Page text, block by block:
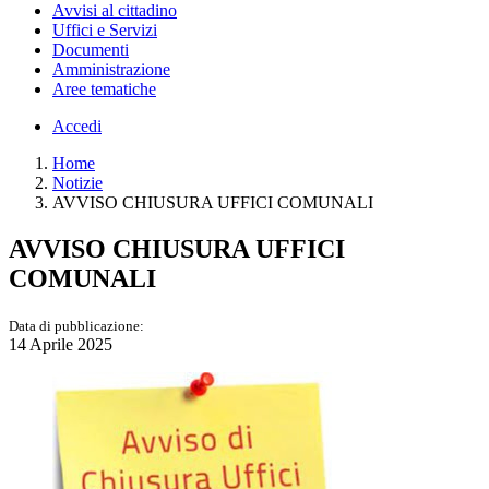
Avvisi al cittadino
Uffici e Servizi
Documenti
Amministrazione
Aree tematiche
Accedi
Home
Notizie
AVVISO CHIUSURA UFFICI COMUNALI
AVVISO CHIUSURA UFFICI
COMUNALI
Data di pubblicazione:
14 Aprile 2025